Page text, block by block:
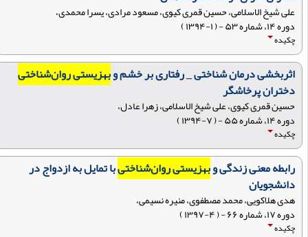
علی شیخ الاسلامی، حسین قمری ‏کیوی، مسعود مرادی، یسرا محمدی،
دوره ۱۴، شماره ۵۳ - ( ۱-۱۳۹۴ )
چکیده
اثربخشی درمان شناختی _ رفتاری بر خشم وبهزیستی روان‌شناختی
دختران پرخاشگر
حسین قمری ‏کیوی، علی شیخ الاسلامی، زهرا عادل،
دوره ۱۴، شماره ۵۵ - ( ۷-۱۳۹۴ )
چکیده
رابطه معنی زندگی وبهزیستی روان‌شناختیبا تمایل به ازدواج در
دانشجویان
هدی هلاکویی، محمد مصطفوی، منیره نسیمی،
دوره ۱۷، شماره ۶۶ - ( ۴-۱۳۹۷ )
چکیده